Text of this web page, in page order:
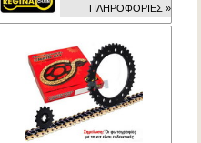
ΠΛΗΡΟΦΟΡΙΕΣ »